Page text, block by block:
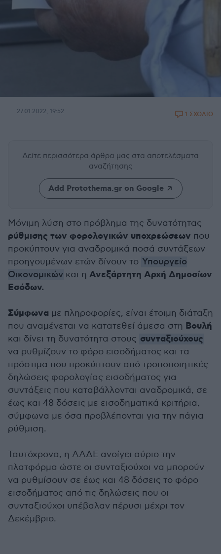
27.01.2022, 19:52 1 ΣΧΟΛΙΟ
Δείτε περισσότερα άρθρα μας στα αποτελέσματα
αναζήτησης
Add Protothema.gr on Google
Μόνιμη λύση στο πρόβλημα της δυνατότητας
ρύθμισης των φορολογικών υποχρεώσεων που
προκύπτουν για αναδρομικά ποσά συντάξεων
προηγουμένων ετών δίνουν το Υπουργείο
Οικονομικών και η Ανεξάρτητη Αρχή Δημοσίων
Εσόδων.
Σύμφωνα με πληροφορίες, είναι έτοιμη διάταξη
που αναμένεται να κατατεθεί άμεσα στη Βουλή
και δίνει τη δυνατότητα στους συνταξιούχους
να ρυθμίζουν το φόρο εισοδήματος και τα
πρόστιμα που προκύπτουν από τροποποιητικές
δηλώσεις φορολογίας εισοδήματος για
συντάξεις που καταβάλλονται αναδρομικά, σε
έως και 48 δόσεις με εισοδηματικά κριτήρια,
σύμφωνα με όσα προβλέπονται για την πάγια
ρύθμιση.
Ταυτόχρονα, η ΑΑΔΕ ανοίγει αύριο την
πλατφόρμα ώστε οι συνταξιούχοι να μπορούν
να ρυθμίσουν σε έως και 48 δόσεις το φόρο
εισοδήματος από τις δηλώσεις που οι
συνταξιούχοι υπέβαλαν πέρυσι μέχρι τον
Δεκέμβριο.